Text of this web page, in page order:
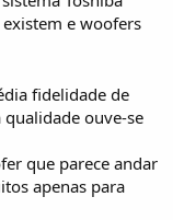
e woofers
fidelidade de
ouve-se
que parece andar
apenas para